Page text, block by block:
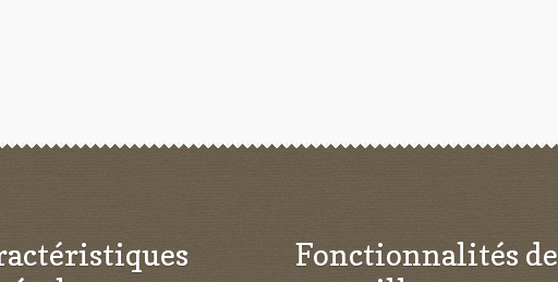
Fonctionnalités de